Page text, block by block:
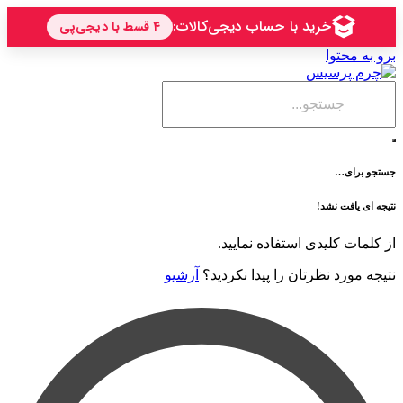
نشد!
کلیدی استفاده نمایید.
نظرتان را پیدا نکردید؟ آرشیو